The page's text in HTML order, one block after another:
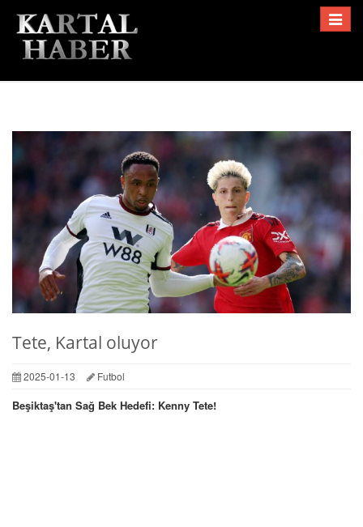
Toggle
Tete, Kartal oluyor
2025-01-13 Futbol
Beşiktaş'tan Sağ Bek Hedefi: Kenny Tete!